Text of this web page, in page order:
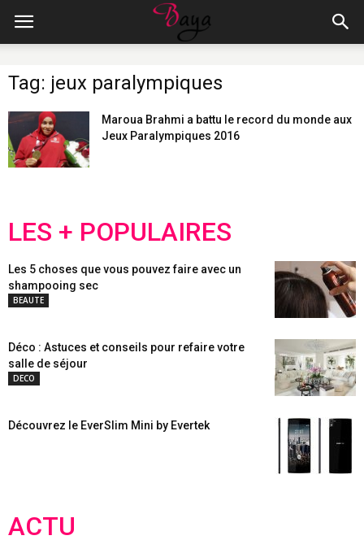
Tag: jeux paralympiques
Maroua Brahmi a battu le record du monde aux
Jeux Paralympiques 2016
LES + POPULAIRES
Les 5 choses que vous pouvez faire avec un
shampooing sec
BEAUTE
Déco : Astuces et conseils pour refaire votre
salle de séjour
DECO
Découvrez le EverSlim Mini by Evertek
ACTU